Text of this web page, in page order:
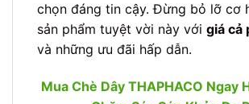
chọn đáng tin cậy. Đừng bỏ lỡ cơ
sản phẩm tuyệt vời này với giá cả
và những ưu đãi hấp dẫn.
Mua Chè Dây THAPHACO Ngay